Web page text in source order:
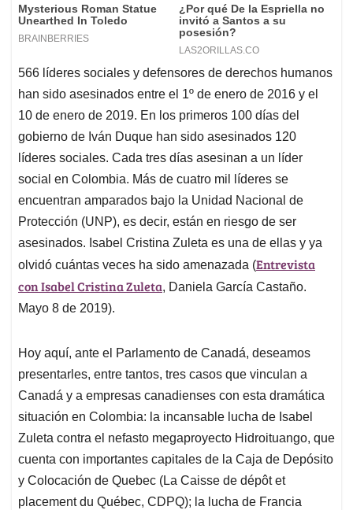
566 líderes sociales y defensores de derechos humanos
han sido asesinados entre el 1º de enero de 2016 y el
10 de enero de 2019. En los primeros 100 días del
gobierno de Iván Duque han sido asesinados 120
líderes sociales. Cada tres días asesinan a un líder
social en Colombia. Más de cuatro mil líderes se
encuentran amparados bajo la Unidad Nacional de
Protección (UNP), es decir, están en riesgo de ser
asesinados. Isabel Cristina Zuleta es una de ellas y ya
olvidó cuántas veces ha sido amenazada (Entrevista
con Isabel Cristina Zuleta, Daniela García Castaño.
Mayo 8 de 2019).
Hoy aquí, ante el Parlamento de Canadá, deseamos
presentarles, entre tantos, tres casos que vinculan a
Canadá y a empresas canadienses con esta dramática
situación en Colombia: la incansable lucha de Isabel
Zuleta contra el nefasto megaproyecto Hidroituango, que
cuenta con importantes capitales de la Caja de Depósito
y Colocación de Quebec (La Caisse de dépôt et
placement du Québec, CDPQ); la lucha de Francia